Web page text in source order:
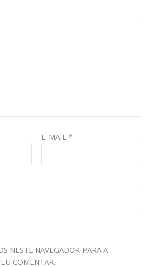
E-MAIL*
NESTE NAVEGADOR PARA A
COMENTAR.